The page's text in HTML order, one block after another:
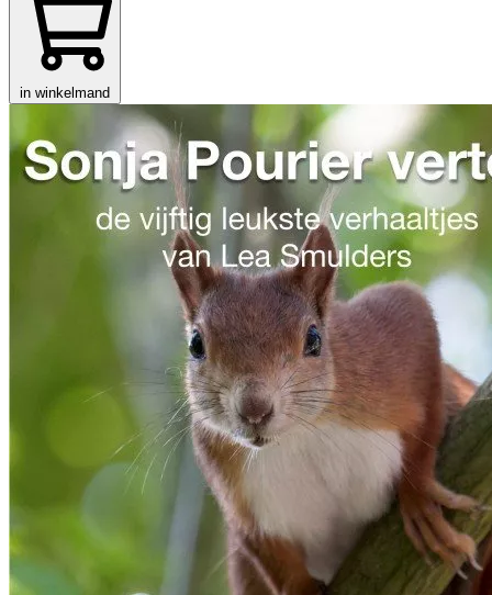
in winkelmand